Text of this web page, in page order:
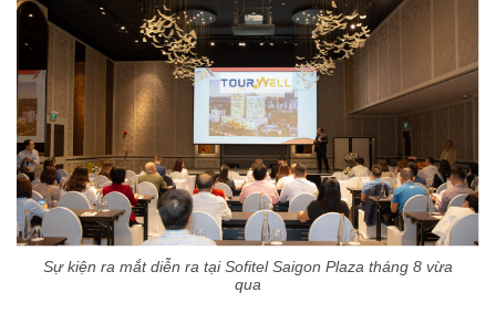
Sự kiện ra mắt diễn ra tại Sofitel Saigon Plaza tháng 8 vừa
qua